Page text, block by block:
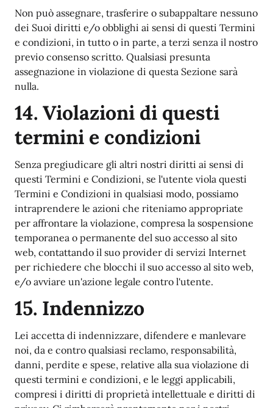
Non può assegnare, trasferire o subappaltare nessuno
dei Suoi diritti e/o obblighi ai sensi di questi Termini
e condizioni, in tutto o in parte, a terzi senza il nostro
previo consenso scritto. Qualsiasi presunta
assegnazione in violazione di questa Sezione sarà
nulla.
14. Violazioni di questi
termini e condizioni
Senza pregiudicare gli altri nostri diritti ai sensi di
questi Termini e Condizioni, se l'utente viola questi
Termini e Condizioni in qualsiasi modo, possiamo
intraprendere le azioni che riteniamo appropriate
per affrontare la violazione, compresa la sospensione
temporanea o permanente del suo accesso al sito
web, contattando il suo provider di servizi Internet
per richiedere che blocchi il suo accesso al sito web,
e/o avviare un'azione legale contro l'utente.
15. Indennizzo
Lei accetta di indennizzare, difendere e manlevare
noi, da e contro qualsiasi reclamo, responsabilità,
danni, perdite e spese, relative alla sua violazione di
questi termini e condizioni, e le leggi applicabili,
compresi i diritti di proprietà intellettuale e diritti di